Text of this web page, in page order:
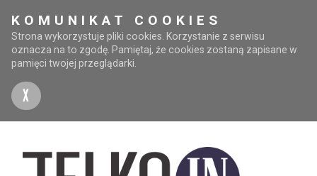
KOMUNIKAT COOKIES
Strona wykorzystuje pliki cookies. Korzystanie z serwisu
oznacza na to zgodę. Pamiętaj, że cookies zostaną zapisane w
pamięci twojej przeglądarki.
X